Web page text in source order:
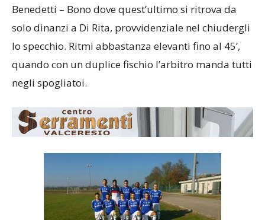
Benedetti – Bono dove quest’ultimo si ritrova da
solo dinanzi a Di Rita, provvidenziale nel chiudergli
lo specchio. Ritmi abbastanza elevanti fino al 45’,
quando con un duplice fischio l’arbitro manda tutti
negli spogliatoi.